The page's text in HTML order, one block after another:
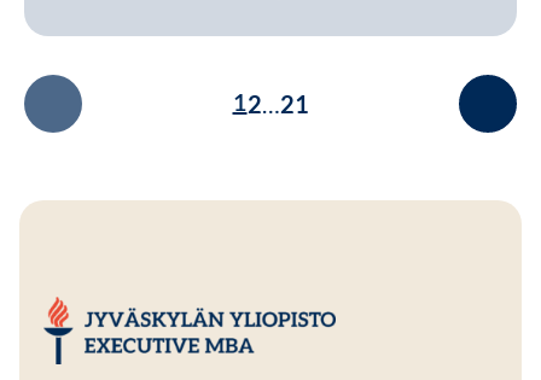
Artikkelien
12…21 Seuraava